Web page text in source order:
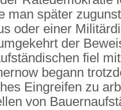
man später
oder einer
der
fiel
begann
Eingreifen zu
von